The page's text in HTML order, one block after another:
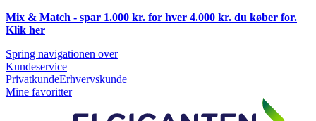
Mix & Match - spar 1.000 kr. for hver 4.000 kr. du køber for.
Klik her
Spring navigationen over
Kundeservice
PrivatkundeErhvervskunde
Mine favoritter